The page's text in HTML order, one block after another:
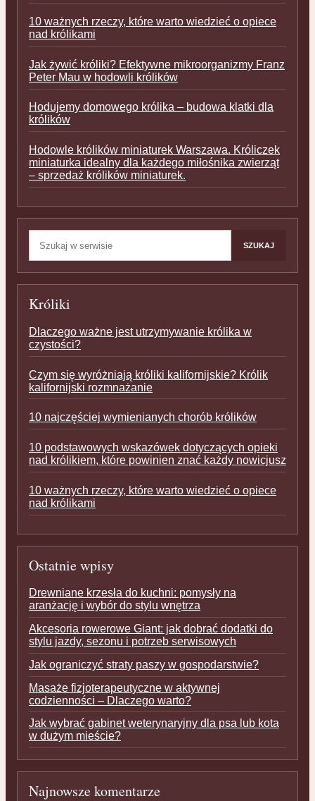
10 ważnych rzeczy, które warto wiedzieć o opiece
nad królikami
Jak żywić króliki? Efektywne mikroorganizmy Franz
Peter Mau w hodowli królików
Hodujemy domowego królika – budowa klatki dla
królików
Hodowle królików miniaturek Warszawa. Króliczek
miniaturka idealny dla każdego miłośnika zwierząt
– sprzedaż królików miniaturek.
Szukaj:
SZUKAJ
Króliki
Dlaczego ważne jest utrzymywanie królika w
czystości?
Czym się wyróżniają króliki kalifornijskie? Królik
kalifornijski rozmnażanie
10 najczęściej wymienianych chorób królików
10 podstawowych wskazówek dotyczących opieki
nad królikiem, które powinien znać każdy nowicjusz
10 ważnych rzeczy, które warto wiedzieć o opiece
nad królikami
Ostatnie wpisy
Drewniane krzesła do kuchni: pomysły na
aranżację i wybór do stylu wnętrza
Akcesoria rowerowe Giant: jak dobrać dodatki do
stylu jazdy, sezonu i potrzeb serwisowych
Jak ograniczyć straty paszy w gospodarstwie?
Masaże fizjoterapeutyczne w aktywnej
codzienności – Dlaczego warto?
Jak wybrać gabinet weterynaryjny dla psa lub kota
w dużym mieście?
Najnowsze komentarze